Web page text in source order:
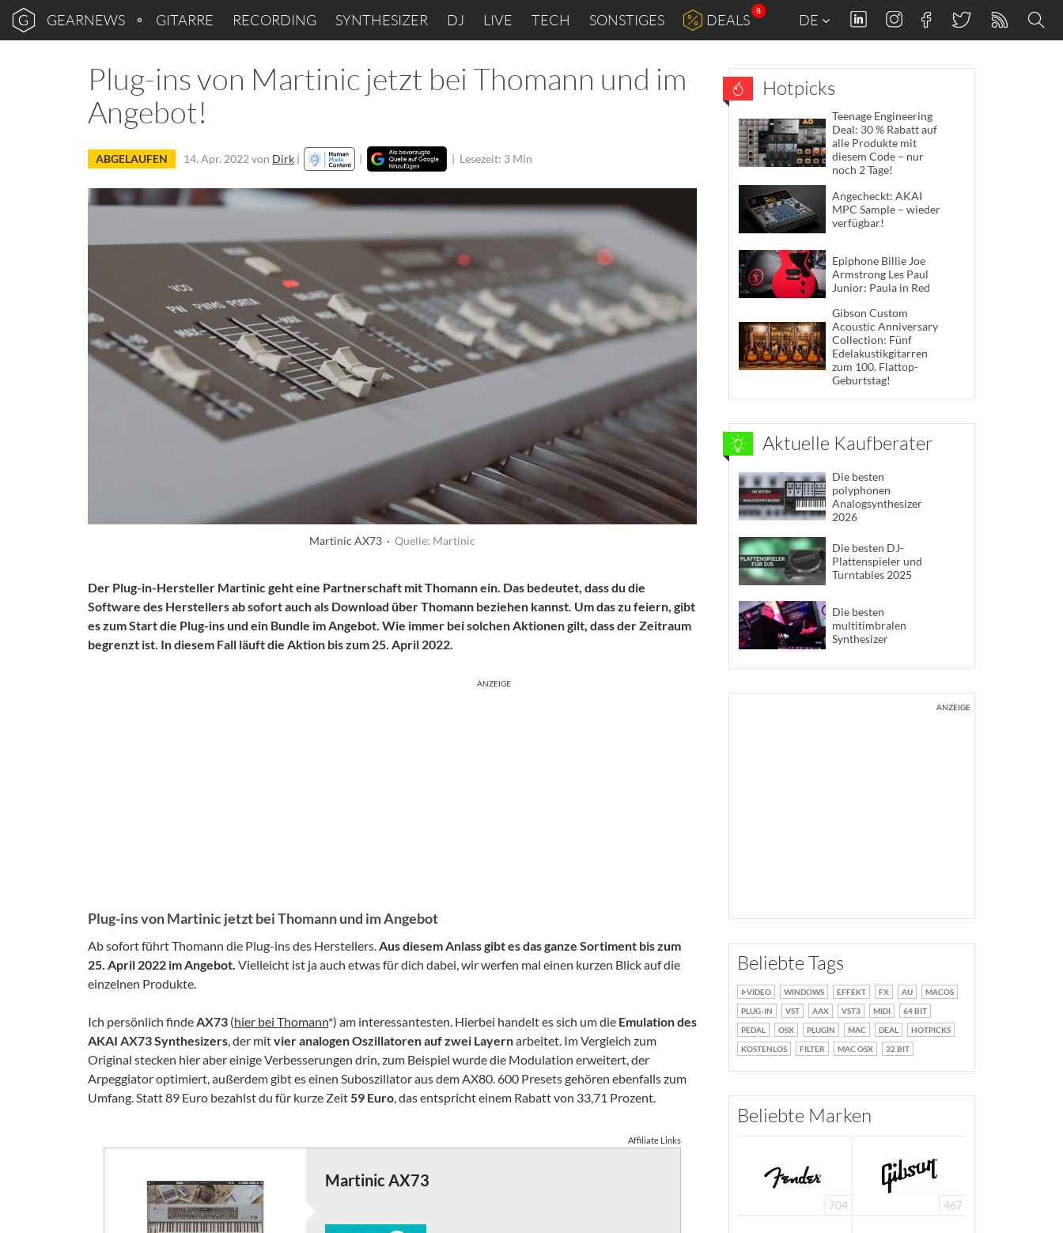
GEARNEWS GITARRE RECORDING SYNTHESIZER DJ LIVE TECH SONSTIGES DEALS
8
DE
Plug-ins von Martinic jetzt bei Thomann und im
Angebot!
ABGELAUFEN 14. Apr. 2022 von Dirk | | | Lesezeit: 3 Min
Martinic AX73 · Quelle: Martinic
Der Plug-in-Hersteller Martinic geht eine Partnerschaft mit Thomann ein. Das bedeutet, dass du die
Software des Herstellers ab sofort auch als Download über Thomann beziehen kannst. Um das zu feiern, gibt
es zum Start die Plug-ins und ein Bundle im Angebot. Wie immer bei solchen Aktionen gilt, dass der Zeitraum
begrenzt ist. In diesem Fall läuft die Aktion bis zum 25. April 2022.
ANZEIGE
Plug-ins von Martinic jetzt bei Thomann und im Angebot
Ab sofort führt Thomann die Plug-ins des Herstellers.Aus diesem Anlass gibt es das ganze Sortiment bis zum
25. April 2022 im Angebot. Vielleicht ist ja auch etwas für dich dabei, wir werfen mal einen kurzen Blick auf die
einzelnen Produkte.
Ich persönlich findeAX73 (hier bei Thomann*) am interessantesten. Hierbei handelt es sich um die Emulation des
AKAI AX73 Synthesizers, der mitvier analogen Oszillatoren auf zwei Layernarbeitet. Im Vergleich zum
Original stecken hier aber einige Verbesserungen drin, zum Beispiel wurde die Modulation erweitert, der
Arpeggiator optimiert, außerdem gibt es einen Suboszillator aus dem AX80. 600 Presets gehören ebenfalls zum
Umfang. Statt 89 Euro bezahlst du für kurze Zeit59 Euro, das entspricht einem Rabatt von 33,71 Prozent.
Affiliate Links
Martinic AX73
Hotpicks
Teenage Engineering
Deal: 30 % Rabatt auf
alle Produkte mit
diesem Code – nur
noch 2 Tage!
Angecheckt: AKAI
MPC Sample – wieder
verfügbar!
Epiphone Billie Joe
Armstrong Les Paul
Junior: Paula in Red
Gibson Custom
Acoustic Anniversary
Collection: Fünf
Edelakustikgitarren
zum 100. Flattop-
Geburtstag!
Aktuelle Kaufberater
Die besten
polyphonen
Analogsynthesizer
2026
Die besten DJ-
Plattenspieler und
Turntables 2025
Die besten
multitimbralen
Synthesizer
ANZEIGE
Beliebte Tags
VIDEO WINDOWS EFFEKT FX AU
MACOS
PLUG-IN
VST AAX VST3 MIDI
64 BIT
PEDAL
OSX PLUGIN MAC DEAL
HOTPICKS
KOSTENLOS
FILTER MAC OSX 32 BIT
Beliebte Marken
704 467